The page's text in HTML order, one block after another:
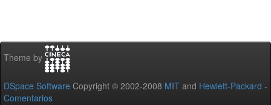
Theme by
DSpace Software Copyright © 2002-2008 MIT and Hewlett-Packard -
Comentarios